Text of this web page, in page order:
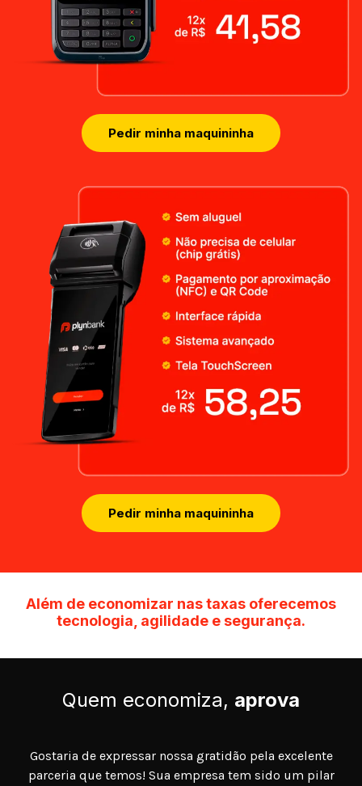
Pedir minha maquininha
Pedir minha maquininha
Além de economizar nas taxas oferecemos
tecnologia, agilidade e segurança.
Quem economiza, aprova
Gostaria de expressar nossa gratidão pela excelente
parceria que temos! Sua empresa tem sido um pilar